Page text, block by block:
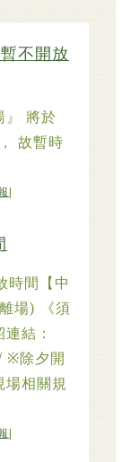
不開放
』 將於
故暫時
時間【中
場) 《須
結：
※除夕開
相關規
|